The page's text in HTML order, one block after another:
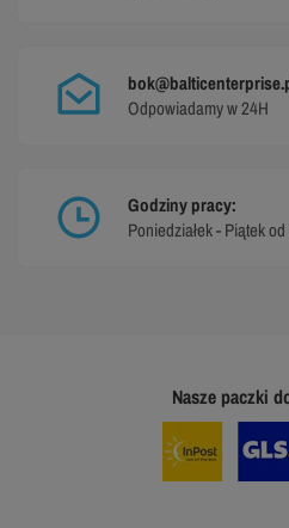
Odpowiadamy w 24H
Godziny pracy:
Poniedziałek - Piątek
Nasze paczki